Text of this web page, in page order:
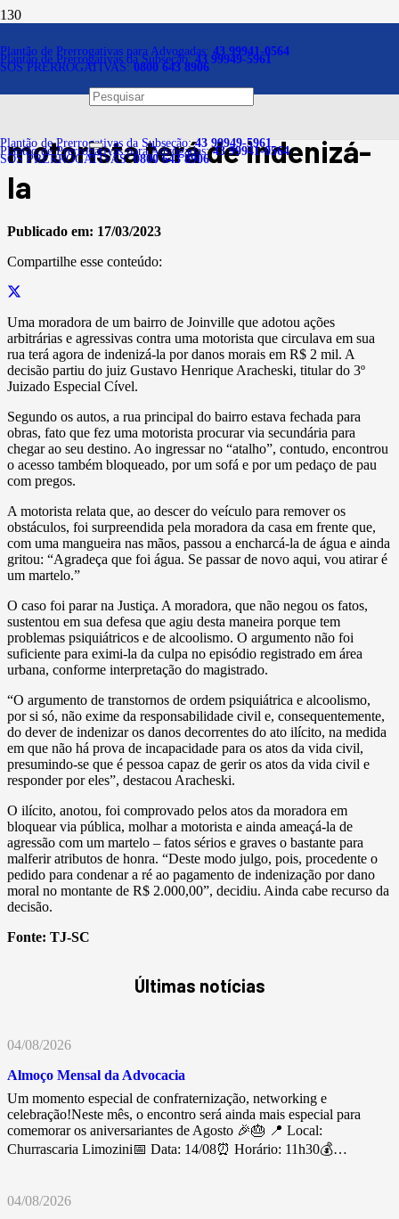
Plantão de Prerrogativas para Advogadas: 43 99941-0564
Plantão de Prerrogativas da Subseção:43 99949-5961
SOS PRERROGATIVAS:0800 643 8906
Plantão de Prerrogativas da Subseção:43 99949-5961
Plantão de Prerrogativas para Advogadas:43 99941-0564
SOS PRERROGATIVAS:0800 643 8906
Moradora que adotou ação
arbitrária e agressiva contra
motorista terá de indenizá-
la
Publicado em: 17/03/2023
Compartilhe esse conteúdo:
Uma moradora de um bairro de Joinville que adotou ações
arbitrárias e agressivas contra uma motorista que circulava em sua
rua terá agora de indenizá-la por danos morais em R$ 2 mil. A
decisão partiu do juiz Gustavo Henrique Aracheski, titular do 3º
Juizado Especial Cível.
Segundo os autos, a rua principal do bairro estava fechada para
obras, fato que fez uma motorista procurar via secundária para
chegar ao seu destino. Ao ingressar no “atalho”, contudo, encontrou
o acesso também bloqueado, por um sofá e por um pedaço de pau
com pregos.
A motorista relata que, ao descer do veículo para remover os
obstáculos, foi surpreendida pela moradora da casa em frente que,
com uma mangueira nas mãos, passou a encharcá-la de água e ainda
gritou: “Agradeça que foi água. Se passar de novo aqui, vou atirar é
um martelo.”
O caso foi parar na Justiça. A moradora, que não negou os fatos,
sustentou em sua defesa que agiu desta maneira porque tem
problemas psiquiátricos e de alcoolismo. O argumento não foi
suficiente para eximi-la da culpa no episódio registrado em área
urbana, conforme interpretação do magistrado.
“O argumento de transtornos de ordem psiquiátrica e alcoolismo,
por si só, não exime da responsabilidade civil e, consequentemente,
do dever de indenizar os danos decorrentes do ato ilícito, na medida
em que não há prova de incapacidade para os atos da vida civil,
presumindo-se que é pessoa capaz de gerir os atos da vida civil e
responder por eles”, destacou Aracheski.
O ilícito, anotou, foi comprovado pelos atos da moradora em
bloquear via pública, molhar a motorista e ainda ameaçá-la de
agressão com um martelo – fatos sérios e graves o bastante para
malferir atributos de honra. “Deste modo julgo, pois, procedente o
pedido para condenar a ré ao pagamento de indenização por dano
moral no montante de R$ 2.000,00”, decidiu. Ainda cabe recurso da
decisão.
Fonte: TJ-SC
Últimas notícias
04/08/2026
Almoço Mensal da Advocacia
Um momento especial de confraternização, networking e
celebração!Neste mês, o encontro será ainda mais especial para
comemorar os aniversariantes de Agosto 🎉🎂 📍 Local:
Churrascaria Limozini📅 Data: 14/08⏰ Horário: 11h30💰…
04/08/2026